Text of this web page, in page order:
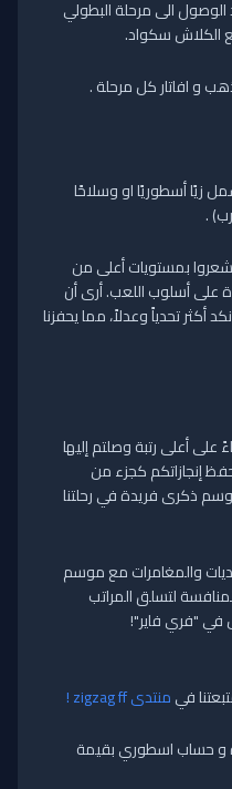
الى مرحلة البطولي
و افاتار كل مرحلة .
زيًا أسطوريًا او وسلاحًا
.
بمستويات أعلى من
على أسلوب اللعب. أرى أن
أكثر تحدياً وعدلاً، مما يحفزنا
أعلى رتبة وصلتم إليها
إنجازاتكم كجزء من
ذكرى فريدة في رحلتنا
والمغامرات مع موسم
لتسلق المراتب
في "فري فاير"!
فيمنتدى zigzag ff !
جوهرة و حساب اسطوري بقيمة